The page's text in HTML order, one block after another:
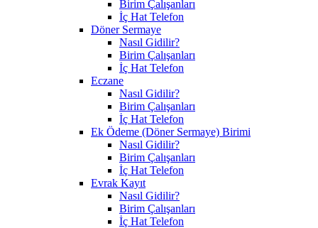
Birim Çalışanları
İç Hat Telefon
Döner Sermaye
Nasıl Gidilir?
Birim Çalışanları
İç Hat Telefon
Eczane
Nasıl Gidilir?
Birim Çalışanları
İç Hat Telefon
Ek Ödeme (Döner Sermaye) Birimi
Nasıl Gidilir?
Birim Çalışanları
İç Hat Telefon
Evrak Kayıt
Nasıl Gidilir?
Birim Çalışanları
İç Hat Telefon